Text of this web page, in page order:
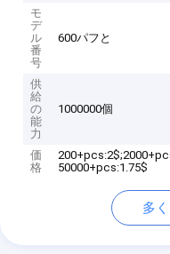
モ
デ
ル
番
号
600パフと
供
給
の
能
力
1000000個
価
格
50000+pcs:1.75$
多